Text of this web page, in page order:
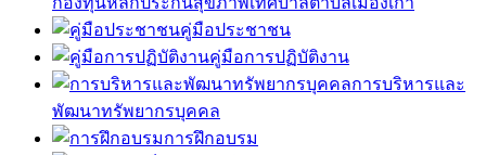
คู่มือประชาชน
คู่มือการปฏิบัติงาน
การบริหารและ
พัฒนาทรัพยากรบุคคล
การฝึกอบรม